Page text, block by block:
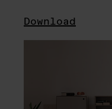
Download